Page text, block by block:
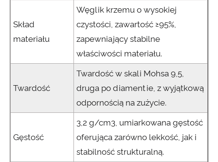
Skład
materiału
Węglik krzemu o wysokiej
czystości, zawartość ≥95%,
zapewniający stabilne
właściwości materiału.
Twardość
Twardość w skali Mohsa 9,5,
druga po diamentie, z wyjątkową
odpornością na zużycie.
Gęstość
3,2 g/cm3, umiarkowana gęstość
oferująca zarówno lekkość, jak i
stabilność strukturalną.